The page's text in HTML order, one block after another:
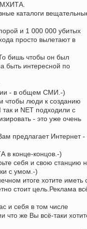
каталоги
и 1 000 000 убитых
просто вылетают в
бишь чтобы он был
быть интересной по
- в общем СМИ.-)
чтобы люди к созданию
и NET подходили с
- это уже очень
предлагает Интернет -
в конце-концов.-)
себя и свою станцию
с умом.-)
итоге хотите иметь
стоит цель.Реклама
и себя в том числе
что же Вы всё-таки